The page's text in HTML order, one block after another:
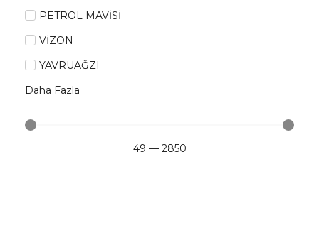
PETROL MAVİSİ
VİZON
YAVRUAĞZI
Daha Fazla
49 — 2850